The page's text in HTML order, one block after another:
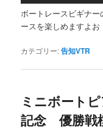
ボートレースビギナ
ースを楽しめますよお
カテゴリー:告知VTR
ミニボート
記念 優勝戦